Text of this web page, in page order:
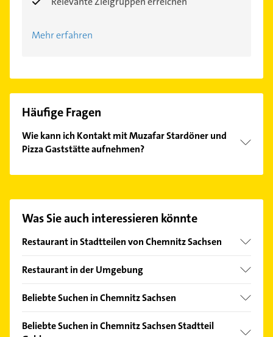
Mehr erfahren
Häufige Fragen
Wie kann ich Kontakt mit Muzafar Stardöner und
Pizza Gaststätte aufnehmen?
passenden Kontaktmöglichkeiten wie Adresse oder
Hier finden Sie alleKontaktdaten
Was Sie auch interessieren könnte
Restaurant in Stadtteilen von Chemnitz Sachsen
Adelsberg
Altendorf
Borna-Heinersdorf
Restaurant in der Umgebung
Niederwiesa
Lichtenau
Beliebte Suchen in Chemnitz Sachsen
Bauunternehmen
Beliebte Suchen in Chemnitz Sachsen Stadtteil